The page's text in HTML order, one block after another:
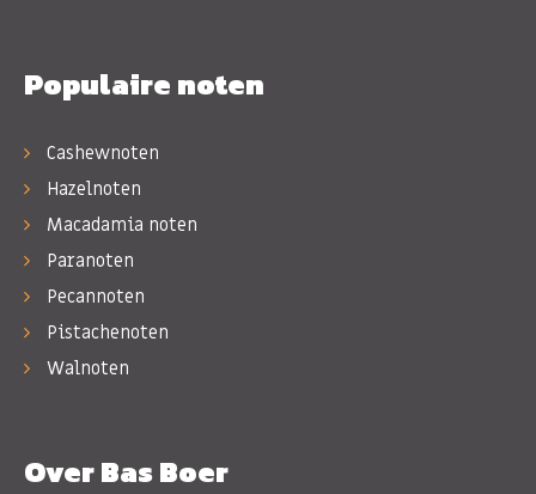
Populaire noten
Cashewnoten
Hazelnoten
Macadamia noten
Paranoten
Pecannoten
Pistachenoten
Walnoten
Over Bas Boer